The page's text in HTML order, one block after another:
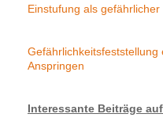
Einstufung als
Gefährlichkeitsfeststellung
Anspringen
Interessante Beiträge